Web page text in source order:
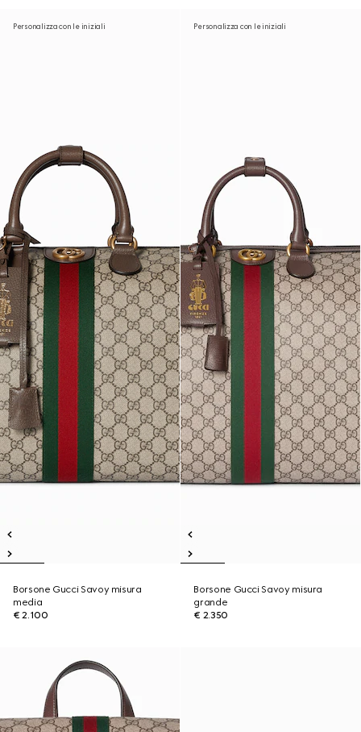
Personalizza con le iniziali
Borsone Gucci Savoy misura
media
€ 2.100
Personalizza con le iniziali
Borsone Gucci Savoy misura
grande
€ 2.350